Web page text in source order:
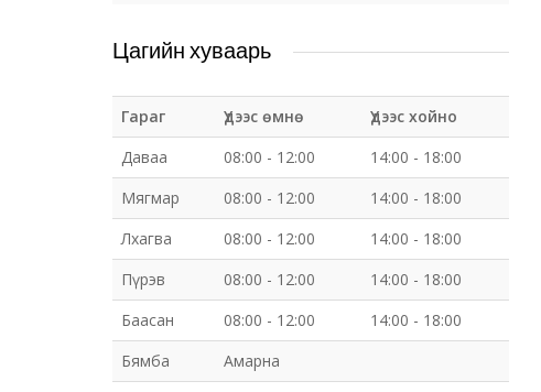
Цагийн хуваарь
Гараг Үдээс өмнө
Үдээс хойно
Даваа
08:00 - 12:00
14:00 - 18:00
Мягмар
08:00 - 12:00
14:00 - 18:00
Лхагва
08:00 - 12:00
14:00 - 18:00
Пүрэв
08:00 - 12:00
14:00 - 18:00
Баасан
08:00 - 12:00
14:00 - 18:00
Бямба
Амарна